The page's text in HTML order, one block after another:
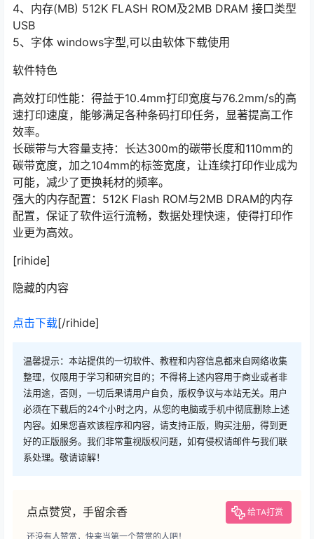
4、内存(MB) 512K FLASH ROM及2MB DRAM 接口类型
USB
5、字体 windows字型,可以由软体下载使用
软件特色
高效打印性能：得益于10.4mm打印宽度与76.2mm/s的高
速打印速度，能够满足各种条码打印任务，显著提高工作
效率。
长碳带与大容量支持：长达300m的碳带长度和110mm的
碳带宽度，加之104mm的标签宽度，让连续打印作业成为
可能，减少了更换耗材的频率。
强大的内存配置：512K Flash ROM与2MB DRAM的内存
配置，保证了软件运行流畅，数据处理快速，使得打印作
业更为高效。
[rihide]
隐藏的内容
点击下载[/rihide]
温馨提示：本站提供的一切软件、教程和内容信息都来自网络收集
整理，仅限用于学习和研究目的；不得将上述内容用于商业或者非
法用途，否则，一切后果请用户自负，版权争议与本站无关。用户
必须在下载后的24个小时之内，从您的电脑或手机中彻底删除上述
内容。如果您喜欢该程序和内容，请支持正版，购买注册，得到更
好的正版服务。我们非常重视版权问题，如有侵权请邮件与我们联
系处理。敬请谅解！
点点赞赏，手留余香 给TA打赏
还没有人赞赏，快来当第一个赞赏的人吧！